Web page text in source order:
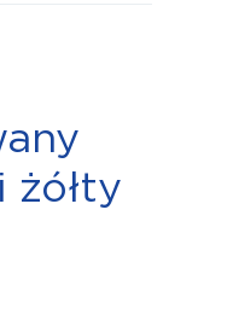
żółty